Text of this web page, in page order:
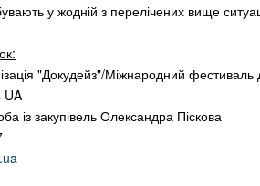
у жодній з перелічених вище
"Докудейз"/Міжнародний
UA
із закупівель Олександра Піскова